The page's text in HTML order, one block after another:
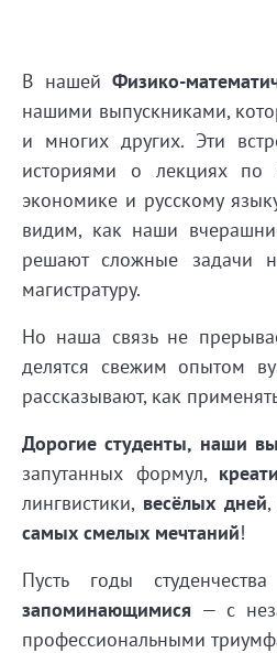
В нашей Физико-
нашими выпускниками,
и многих других. Эти
историями о лекциях по
экономике и русскому
видим, как наши
решают сложные задачи
магистратуру.
Но наша связь не
делятся свежим опытом
рассказывают, как
Дорогие студенты, наши
запутанных формул,
лингвистики, весёлых дней
самых смелых мечтаний!
Пусть годы
запоминающимися — с
профессиональными